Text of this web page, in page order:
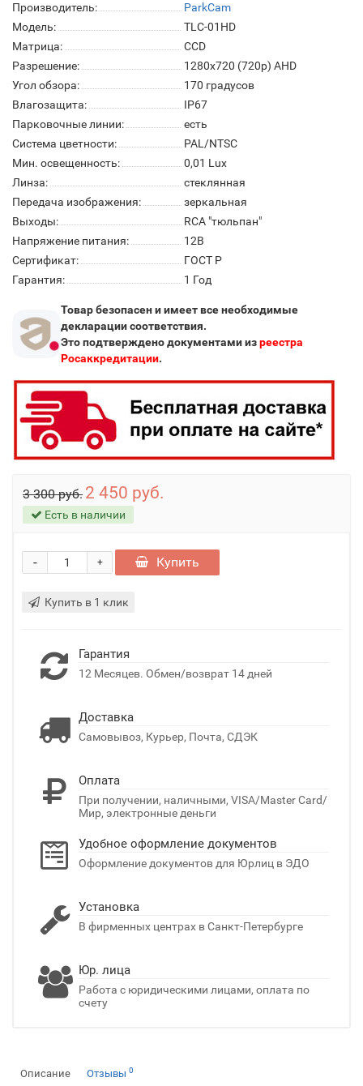
Производитель:
ParkCam
Модель:
TLC-01HD
Матрица:
СCD
Разрешение:
1280x720 (720p) AHD
Угол обзора:
170 градусов
Влагозащита:
IP67
Парковочные линии:
есть
Система цветности:
PAL/NTSC
Мин. освещенность:
0,01 Lux
Линза:
стеклянная
Передача изображения:
зеркальная
Выходы:
RCA "тюльпан"
Напряжение питания:
12В
Сертификат:
ГОСТ Р
Гарантия:
1 Год
Товар безопасен и имеет все необходимые
декларации соответствия.
Это подтверждено документами изреестра
Росаккредитации.
3 300 руб. 2 450 руб.
Есть в наличии
+
- Купить
Купить в 1 клик
Гарантия
12 Месяцев. Обмен/возврат 14 дней
Доставка
Самовывоз, Курьер, Почта, СДЭК
Оплата
При получении, наличными, VISA/Master Card/
Мир, электронные деньги
Удобное оформление документов
Оформление документов для Юрлиц в ЭДО
Установка
В фирменных центрах в Санкт-Петербурге
Юр. лица
Работа с юридическими лицами, оплата по
счету
Описание Отзывы 0